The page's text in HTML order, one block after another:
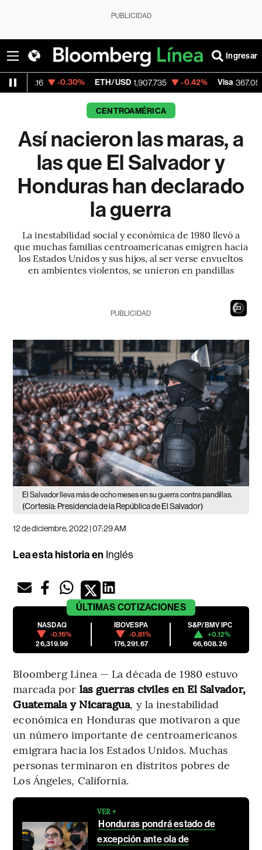
PUBLICIDAD
Ingresar
ETH/USD 1,907.735 -0.42% Visa 367.05 -0.40%
CENTROAMÉRICA
Así nacieron las maras, a
las que El Salvador y
Honduras han declarado
la guerra
La inestabilidad social y económica de 1980 llevó a
que muchas familias centroamericanas emigren hacia
los Estados Unidos y sus hijos, al ser verse envueltos
en ambientes violentos, se unieron en pandillas
22
PUBLICIDAD
El Salvador lleva más de ocho meses en su guerra contra pandillas.
(Cortesía: Presidencia de la República de El Salvador)
12 de diciembre, 2022 | 07:29 AM
Lea esta historia en Inglés
ÚLTIMAS COTIZACIONES
NASDAQ
-0.16%
26,319.99
IBOVESPA
-0.81%
176,291.67
S&P/BMV IPC
+0.12%
66,608.26
Bloomberg Línea — La década de 1980 estuvo
marcada por las guerras civiles en El Salvador,
Guatemala y Nicaragua, y la inestabilidad
económica en Honduras que motivaron a que
un número importante de centroamericanos
emigrara hacia los Estados Unidos. Muchas
personas terminaron en distritos pobres de
Los Ángeles, California.
VER +
Honduras pondrá estado de
excepción ante ola de